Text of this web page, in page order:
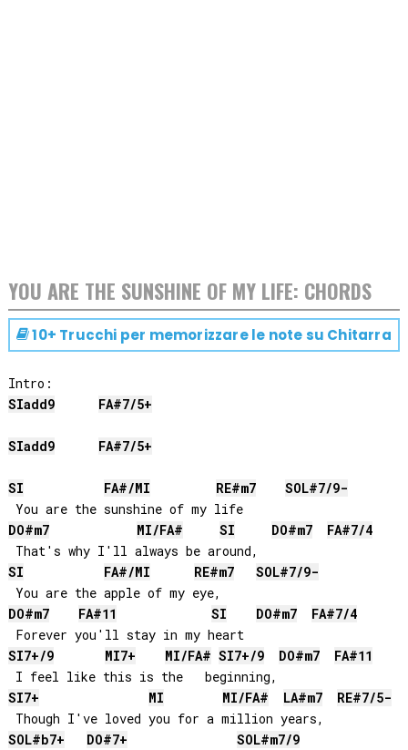
YOU ARE THE SUNSHINE OF MY LIFE: CHORDS
10+ Trucchi per memorizzare le note su Chitarra
SIadd9 FA#7/5+
SIadd9 FA#7/5+
SI FA#/MI RE#m7 SOL#7/9-
You are the sunshine of my life
DO#m7 MI/FA# SI DO#m7 FA#7/4
SI
FA#/MI RE#m7 SOL#7/9-
DO#m7 FA#11 SI DO#m7 FA#7/4
Forever you'll stay in my heart
SI7+/9 MI7+ MI/FA# SI7+/9 DO#m7 FA#11
SI7+ MI MI/FA# LA#m7 RE#7/5-
SOL#b7+ DO#7+ SOL#m7/9